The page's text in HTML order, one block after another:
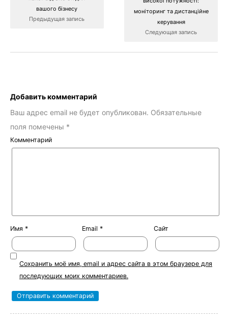
вашого бізнесу
Предыдущая запись
моніторинг та дистанційне
керування
Следующая запись
Добавить комментарий
Ваш адрес email не будет опубликован. Обязательные
поля помечены *
Комментарий
Имя * Email * Сайт
Сохранить моё имя, email и адрес сайта в этом браузере для
последующих моих комментариев.